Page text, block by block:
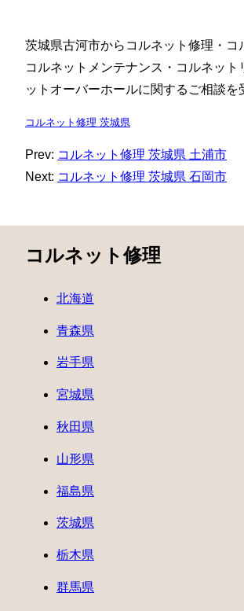
茨城県古河市からコルネット修理・コ
コルネットメンテナンス・コルネット
ットオーバーホールに関するご相談を
コルネット修理 茨城県
Prev: コルネット修理 茨城県 土浦市
Next: コルネット修理 茨城県 石岡市
コルネット修理
北海道
青森県
岩手県
宮城県
秋田県
山形県
福島県
茨城県
栃木県
群馬県